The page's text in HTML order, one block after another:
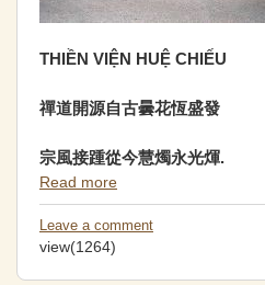
THIỀN VIỆN HUỆ CHIẾU
禪道開源自古曇花恆盛發
宗風接踵從今慧燭永光煇.
Read more
Leave a comment
view(1264)